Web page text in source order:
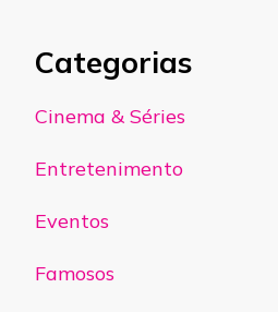
Categorias
Cinema & Séries
Entretenimento
Eventos
Famosos